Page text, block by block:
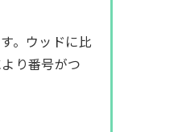
。ウッドに比
り番号がつ